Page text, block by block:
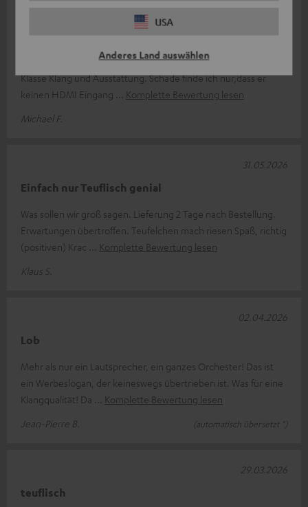
USA
Anderes Land auswählen
Grundsätzlich bin ich extrem zufrieden mit dem Lautsprecher.
Klasse Klang und Ausstattung. Schade finde ich nur,dass er
keinen HDMI Eingang
Komplette Bewertung lesen
Michael F.
Einfach nur Teuflisch genial
Was sollen wir groß sagen. Lieferung 2 Tage nach Bestellung.
Erwartungen übertroffen. Teufelchen mach riesen Spaß, richtig
(positiven) Krac
Komplette Bewertung lesen
Klaus S.
31.05.2026
Lob
Mehr als nur ein Lautsprecher, ein ganzes Orchester! Das ist
ein Werbeslogan, der keineswegs übertrieben ist. Was für eine
Klangqualität! Da
Komplette Bewertung lesen
Jean-Pierre B.
(automatisch übersetzt *)
02.04.2026
teuflisch
29.03.2026